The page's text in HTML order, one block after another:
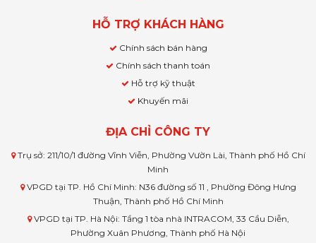
HỖ TRỢ KHÁCH HÀNG
Chính sách bán hàng
Chính sách thanh toán
Hỗ trợ kỹ thuật
Khuyến mãi
ĐỊA CHỈ CÔNG TY
Trụ sở: 211/10/1 đường Vĩnh Viễn, Phường Vườn Lài, Thành phố Hồ Chí
Minh
VPGD tại TP. Hồ Chí Minh: N36 đường số 11 , Phường Đông Hưng
Thuận, Thành phố Hồ Chí Minh
VPGD tại TP. Hà Nội: Tầng 1 tòa nhà INTRACOM, 33 Cầu Diễn,
Phường Xuân Phương, Thành phố Hà Nội